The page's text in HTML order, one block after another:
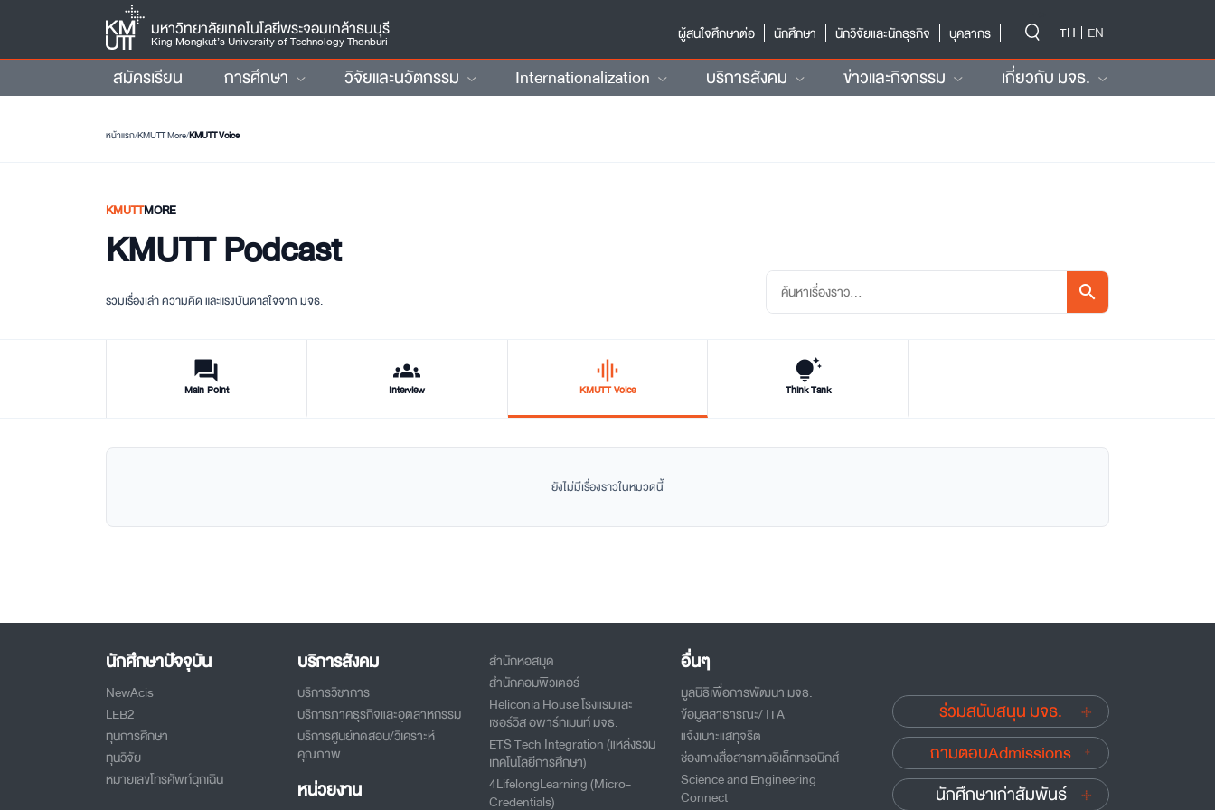
มหาวิทยาลัยเทคโนโลยีพระจอมเกล้าธนบุรี
King Mongkut’s University of Technology Thonburi
ผู้สนใจศึกษาต่อ
นักศึกษา นักวิจัยและนักธุรกิจ บุคลากร TH EN
สมัครเรียน การศึกษา วิจัยและนวัตกรรม Internationalization บริการสังคม ข่าวและกิจกรรม เกี่ยวกับ มจธ.
หน้าแรก/KMUTT More/KMUTT Voice
KMUTTMORE
KMUTT Podcast
รวมเรื่องเล่า ความคิด และแรงบันดาลใจจาก มจธ. search
forum
Main Point
groups
Interview
graphic_eq
KMUTT Voice
tips_and_updates
Think Tank
ยังไม่มีเรื่องราวในหมวดนี้
นักศึกษาปัจจุบัน
NewAcis
LEB2
ทุนการศึกษา
ทุนวิจัย
หมายเลขโทรศัพท์ฉุกเฉิน
บริการสังคม
บริการวิชาการ
บริการภาคธุรกิจและอุตสาหกรรม
บริการศูนย์ทดสอบ/วิเคราะห์
คุณภาพ
หน่วยงาน
สำนักหอสมุด
สำนักคอมพิวเตอร์
Heliconia House โรงแรมและ
เซอร์วิส อพาร์ทเมนท์ มจธ.
ETS Tech Integration (แหล่งรวม
เทคโนโลยีการศึกษา)
4LifelongLearning (Micro-
Credentials)
อื่นๆ
มูลนิธิเพื่อการพัฒนา มจธ.
ข้อมูลสาธารณะ/ ITA
แจ้งเบาะแสทุจริต
ช่องทางสื่อสารทางอิเล็กทรอนิกส์
Science and Engineering
Connect
ร่วมสนับสนุน มจธ.
ถามตอบAdmissions
นักศึกษาเก่าสัมพันธ์